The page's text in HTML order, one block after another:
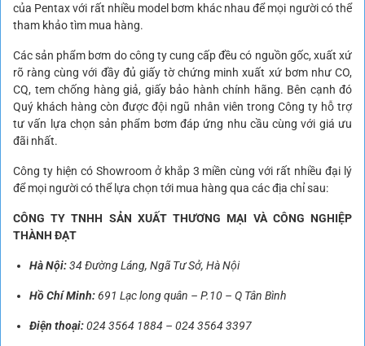
của Pentax với rất nhiều model bơm khác nhau để mọi người có thể
tham khảo tìm mua hàng.
Các sản phẩm bơm do công ty cung cấp đều có nguồn gốc, xuất xứ
rõ ràng cùng với đầy đủ giấy tờ chứng minh xuất xứ bơm như CO,
CQ, tem chống hàng giả, giấy bảo hành chính hãng. Bên cạnh đó
Quý khách hàng còn được đội ngũ nhân viên trong Công ty hỗ trợ
tư vấn lựa chọn sản phẩm bơm đáp ứng nhu cầu cùng với giá ưu
đãi nhất.
Công ty hiện có Showroom ở khắp 3 miền cùng với rất nhiều đại lý
để mọi người có thể lựa chọn tới mua hàng qua các địa chỉ sau:
CÔNG TY TNHH SẢN XUẤT THƯƠNG MẠI VÀ CÔNG NGHIỆP
THÀNH ĐẠT
Hà Nội:34 Đường Láng, Ngã Tư Sở, Hà Nội
Hồ Chí Minh:691 Lạc long quân – P.10 – Q Tân Bình
Điện thoại:024 3564 1884 – 024 3564 3397